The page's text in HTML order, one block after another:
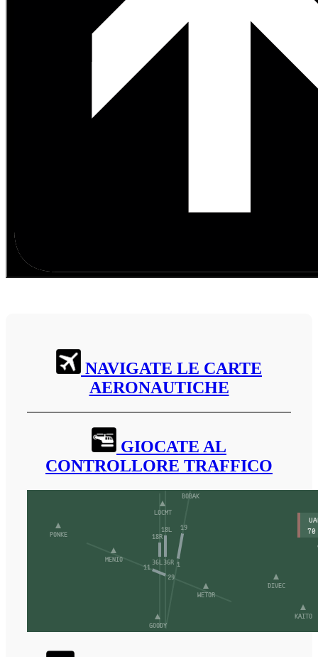
NAVIGATE LE CARTE
AERONAUTICHE
GIOCATE AL
CONTROLLORE TRAFFICO